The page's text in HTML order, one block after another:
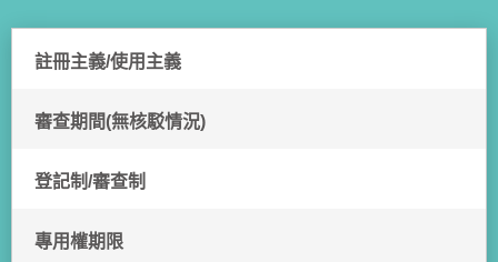
註冊主義/使用主義
審查期間(無核駁情況)
登記制/審查制
專用權期限